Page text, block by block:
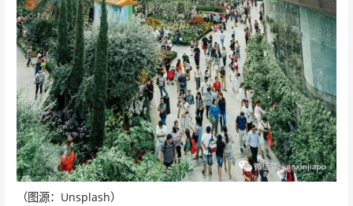
（图源：Unsplash）